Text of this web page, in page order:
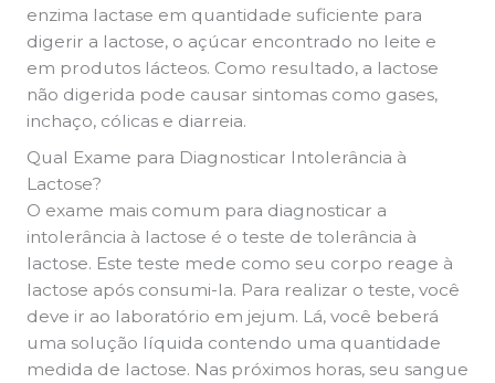
enzima lactase em quantidade suficiente para
digerir a lactose, o açúcar encontrado no leite e
em produtos lácteos. Como resultado, a lactose
não digerida pode causar sintomas como gases,
inchaço, cólicas e diarreia.
Qual Exame para Diagnosticar Intolerância à
Lactose?
O exame mais comum para diagnosticar a
intolerância à lactose é o teste de tolerância à
lactose. Este teste mede como seu corpo reage à
lactose após consumi-la. Para realizar o teste, você
deve ir ao laboratório em jejum. Lá, você beberá
uma solução líquida contendo uma quantidade
medida de lactose. Nas próximos horas, seu sangue